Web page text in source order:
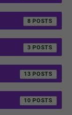
8
3
13
10